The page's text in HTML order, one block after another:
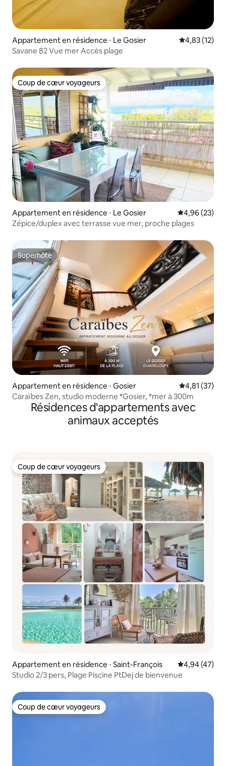
Appartement en résidence ⋅ Le Gosier Évaluation
4,83 (12)
Savane 82 Vue mer Accès plage
Coup de cœur voyageurs
Coup de cœur voyageurs
Appartement en résidence ⋅ Le Gosier Évaluation
4,96 (23)
Zépice/duplex avec terrasse vue mer, proche plages
Superhôte
Superhôte
Appartement en résidence ⋅ Gosier Évaluation
4,81 (37)
Caraïbes Zen, studio moderne *Gosier, *mer à 300m
Résidences d'appartements avec
animaux acceptés
Coup de cœur voyageurs
Coup de cœur voyageurs
Appartement en résidence ⋅ Saint-François Évaluation
4,94 (47)
Studio 2/3 pers, Plage Piscine PtDej de bienvenue
Coup de cœur voyageurs
Coup de cœur voyageurs